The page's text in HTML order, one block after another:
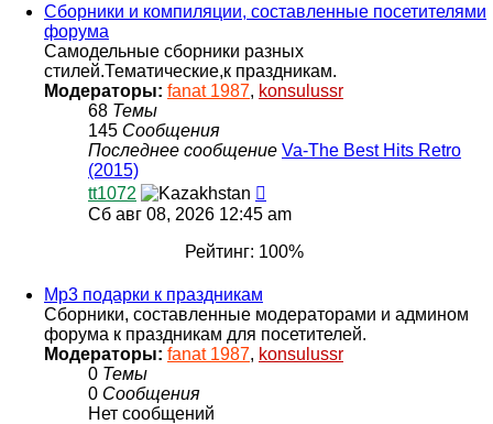
Сборники и компиляции, составленные посетителями
форума
Самодельные сборники разных
стилей.Тематические,к праздникам.
Модераторы: fanat 1987, konsulussr
68 Темы
145 Сообщения
Последнее сообщение Va-The Best Hits Retro
(2015)
tt1072
к
сообщению
Сб авг 08, 2026 12:45 am
Рейтинг: 100%
Mp3 подарки к праздникам
Сборники, составленные модераторами и админом
форума к праздникам для посетителей.
Модераторы: fanat 1987, konsulussr
0 Темы
0 Сообщения
Нет сообщений